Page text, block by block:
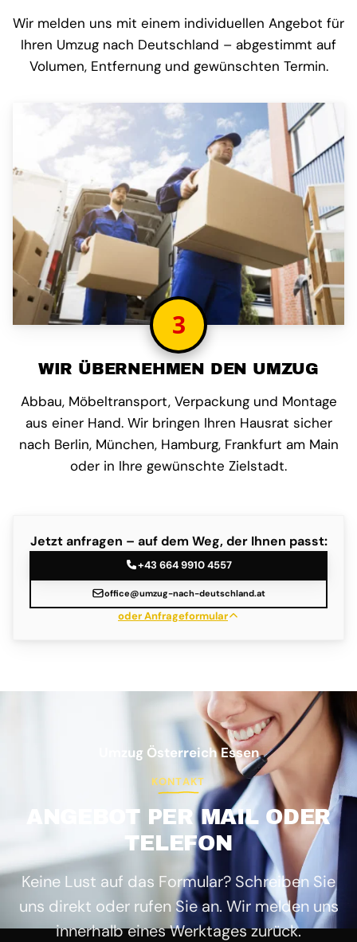
Wir melden uns mit einem individuellen Angebot für
Ihren Umzug nach Deutschland – abgestimmt auf
Volumen, Entfernung und gewünschten Termin.
3
WIR ÜBERNEHMEN DEN UMZUG
Abbau, Möbeltransport, Verpackung und Montage
aus einer Hand. Wir bringen Ihren Hausrat sicher
nach Berlin, München, Hamburg, Frankfurt am Main
oder in Ihre gewünschte Zielstadt.
Jetzt anfragen – auf dem Weg, der Ihnen passt:
+43 664 9910 4557
office@umzug-nach-deutschland.at
oder Anfrageformular
Umzug Österreich Essen
KONTAKT
ANGEBOT PER MAIL ODER
TELEFON
Keine Lust auf das Formular? Schreiben Sie
uns direkt oder rufen Sie an. Wir melden uns
innerhalb eines Werktages zurück.